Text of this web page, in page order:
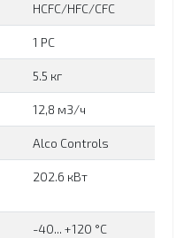
HCFC/HFC/CFC
1 PC
5.5 кг
12,8 м3/ч
Alco Controls
202.6 кВт
-40... +120 °C